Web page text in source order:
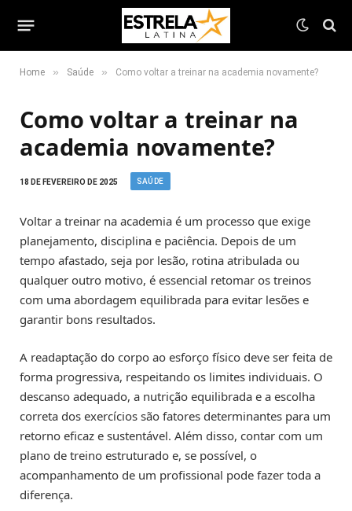
Home » Saúde » Como voltar a treinar na academia novamente?
Como voltar a treinar na
academia novamente?
18 DE FEVEREIRO DE 2025 SAÚDE
Voltar a treinar na academia é um processo que exige
planejamento, disciplina e paciência. Depois de um
tempo afastado, seja por lesão, rotina atribulada ou
qualquer outro motivo, é essencial retomar os treinos
com uma abordagem equilibrada para evitar lesões e
garantir bons resultados.
A readaptação do corpo ao esforço físico deve ser feita de
forma progressiva, respeitando os limites individuais. O
descanso adequado, a nutrição equilibrada e a escolha
correta dos exercícios são fatores determinantes para um
retorno eficaz e sustentável. Além disso, contar com um
plano de treino estruturado e, se possível, o
acompanhamento de um profissional pode fazer toda a
diferença.